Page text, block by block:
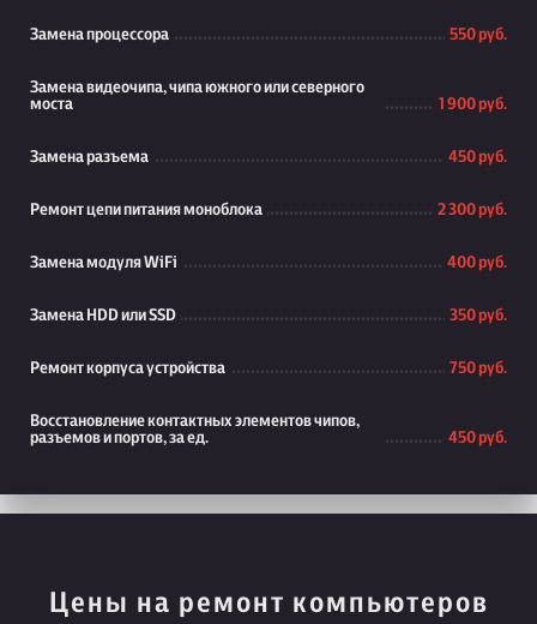
Замена процессора 550 руб.
Замена видеочипа, чипа южного или северного
моста
1 900 руб.
Замена разъема 450 руб.
Ремонт цепи питания моноблока 2 300 руб.
Замена модуля WiFi 400 руб.
Замена HDD или SSD 350 руб.
Ремонт корпуса устройства 750 руб.
Восстановление контактных элементов чипов,
разъемов и портов, за ед.
450 руб.
Цены на ремонт компьютеров